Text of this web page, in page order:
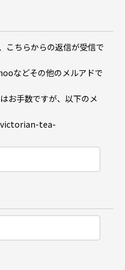
ちらからの返信が受信で
などその他のメルアドで
お手数ですが、以下のメ
tea-